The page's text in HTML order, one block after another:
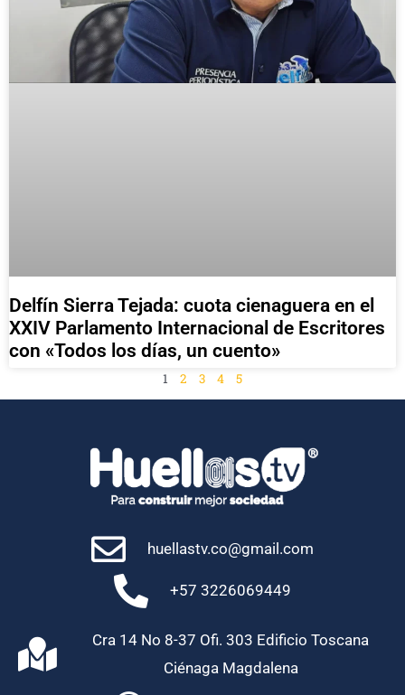
Delfín Sierra Tejada: cuota cienaguera en el
XXIV Parlamento Internacional de Escritores
con «Todos los días, un cuento»
1 2 3 4 5
huellastv.co@gmail.com
+57 3226069449
Cra 14 No 8-37 Ofi. 303 Edificio Toscana
Ciénaga Magdalena